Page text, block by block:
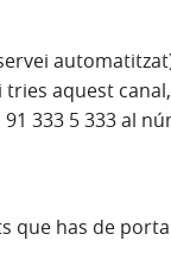
tries aquest
333 5 333 al
que has de